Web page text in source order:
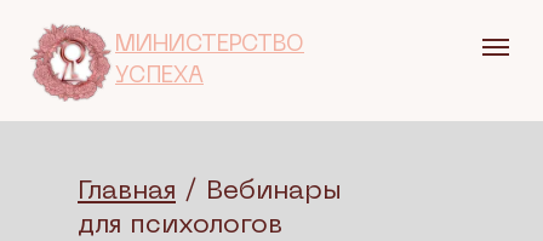
МИНИСТЕРСТВО
УСПЕХА
Главная / Вебинары
для психологов